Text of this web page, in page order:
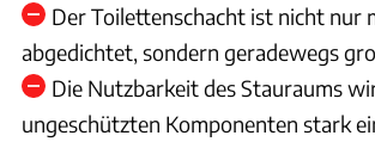
Der Toilettenschacht ist nicht nur
abgedichtet, sondern geradewegs
Die Nutzbarkeit des Stauraums
ungeschützten Komponenten stark